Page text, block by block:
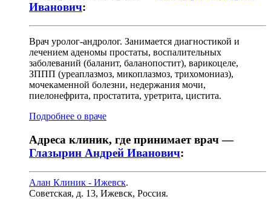
Иванович:
Врач уролог-андролог. Занимается диагностикой и
лечением аденомы простаты, воспалительных
заболеваний (баланит, баланопостит), варикоцеле,
ЗППП (уреаплазмоз, микоплазмоз, трихомониаз),
мочекаменной болезни, недержания мочи,
пиелонефрита, простатита, уретрита, цистита.
Подробнее о враче
Адреса клиник, где принимает врач —
Глазырин Андрей Иванович:
Алан Клиник - Ижевск.
Советская, д. 13, Ижевск, Россия.